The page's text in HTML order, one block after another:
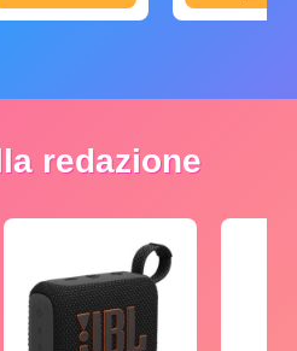
redazione